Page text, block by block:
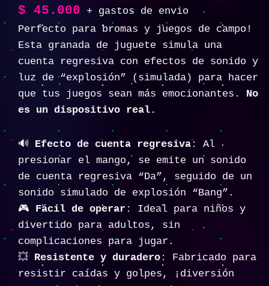
$ 45.000
+ gastos de envio
Perfecto para bromas y juegos de campo!
Esta granada de juguete simula una
cuenta regresiva con efectos de sonido y
luz de “explosión” (simulada) para hacer
que tus juegos sean más emocionantes. No
es un dispositivo real.
🔊 Efecto de cuenta regresiva: Al
presionar el mango, se emite un sonido
de cuenta regresiva “Da”, seguido de un
sonido simulado de explosión “Bang”.
🎮 Fácil de operar : Ideal para niños y
divertido para adultos, sin
complicaciones para jugar.
💥 Resistente y duradero : Fabricado para
resistir caídas y golpes, ¡diversión